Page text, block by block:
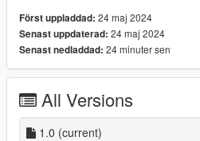
Först uppladdad: 24 maj 2024
Senast uppdaterad: 24 maj 2024
Senast nedladdad: 24 minuter sen
All Versions
1.0 (current)